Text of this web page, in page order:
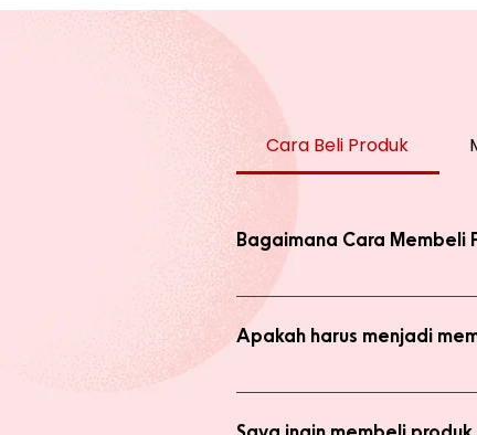
Cara Beli Produk
Bagaimana Cara Membeli
Ada 2 jenis produk yang ada di
Apakah harus menjadi
Anda tidak perlu bergabung